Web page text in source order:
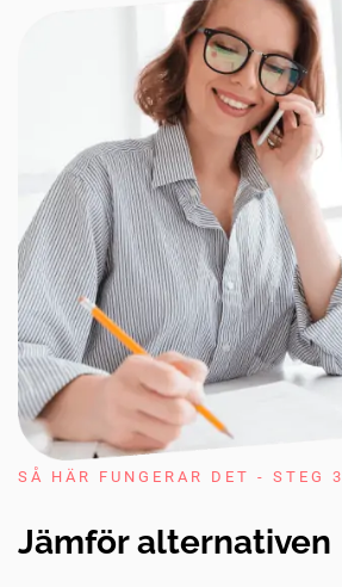
SÅ HÄR FUNGERAR DET - STEG 3
Jämför alternativen